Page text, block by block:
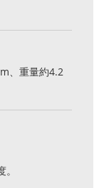
、重量約4.2